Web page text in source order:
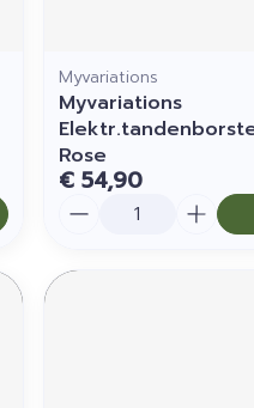
Myvariations
Myvariations
Rose
€ 54,90